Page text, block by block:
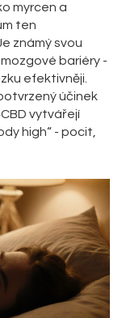
myrcen a
ten
známý svou
bariéry -
efektivněji.
účinek
vytvářejí
high“ - pocit,